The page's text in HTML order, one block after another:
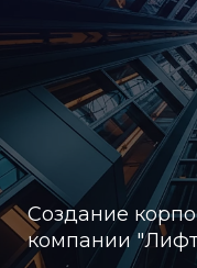
Создание
компании